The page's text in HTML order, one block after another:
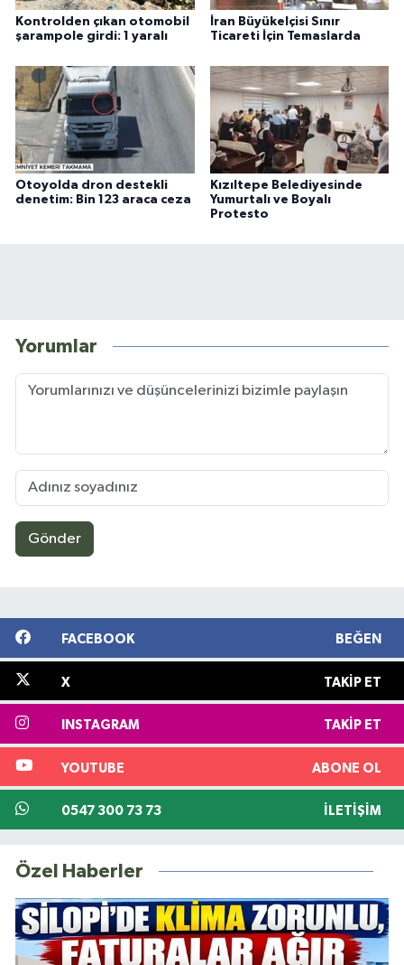
Kontrolden çıkan otomobil
şarampole girdi: 1 yaralı
İran Büyükelçisi Sınır
Ticareti İçin Temaslarda
Otoyolda dron destekli
denetim: Bin 123 araca ceza
Kızıltepe Belediyesinde
Yumurtalı ve Boyalı
Protesto
Yorumlar
Gönder
FACEBOOK BEĞEN
X TAKIP ET
INSTAGRAM TAKIP ET
YOUTUBE ABONE OL
0547 300 73 73 İLETIŞIM
Özel Haberler